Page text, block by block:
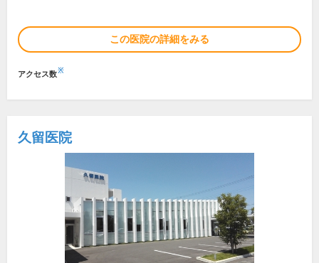
この医院の詳細をみる
アクセス数※
久留医院